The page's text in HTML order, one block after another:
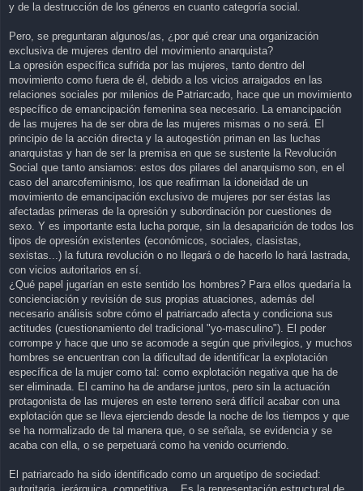
y de la destrucción de los géneros en cuanto categoría social.
Pero, se preguntaran algunos/as, ¿por qué crear una organización
exclusiva de mujeres dentro del movimiento anarquista?
La opresión específica sufrida por las mujeres, tanto dentro del
movimiento como fuera de él, debido a los vicios arraigados en las
relaciones sociales por milenios de Patriarcado, hace que un movimiento
específico de emancipación femenina sea necesario. La emancipación
de las mujeres ha de ser obra de las mujeres mismas o no será. El
principio de la acción directa y la autogestión priman en las luchas
anarquistas y han de ser la premisa en que se sustente la Revolución
Social que tanto ansiamos: estos dos pilares del anarquismo son, en el
caso del anarcofeminismo, los que reafirman la idoneidad de un
movimiento de emancipación exclusivo de mujeres por ser éstas las
afectadas primeras de la opresión y subordinación por cuestiones de
sexo. Y es importante esta lucha porque, sin la desaparición de todos los
tipos de opresión existentes (económicos, sociales, clasistas,
sexistas...) la futura revolución o no llegará o de hacerlo lo hará lastrada,
con vicios autoritarios en sí.
¿Qué papel jugarían en este sentido los hombres? Para ellos quedaría la
concienciación y revisión de sus propias atuaciones, además del
necesario análisis sobre cómo el patriarcado afecta y condiciona sus
actitudes (cuestionamiento del tradicional "yo-masculino"). El poder
corrompe y hace que uno se acomode a según que privilegios, y muchos
hombres se encuentran con la dificultad de identificar la explotación
específica de la mujer como tal: como explotación negativa que ha de
ser eliminada. El camino ha de andarse juntos, pero sin la actuación
protagonista de las mujeres en este terreno será difícil acabar con una
explotación que se lleva ejerciendo desde la noche de los tiempos y que
se ha normalizado de tal manera que, o se señala, se evidencia y se
acaba con ella, o se perpetuará como ha venido ocurriendo.
El patriarcado ha sido identificado como un arquetipo de sociedad: